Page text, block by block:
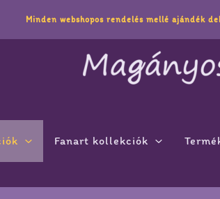
Minden webshopos rendelés mellé ajándék
Fanart kollekciók